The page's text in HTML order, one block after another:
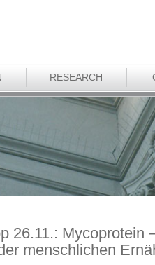
RESEARCH
26.11.: Mycoprotein
menschlichen